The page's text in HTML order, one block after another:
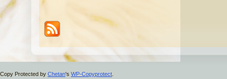
Copy Protected by Chetan's WP-Copyprotect